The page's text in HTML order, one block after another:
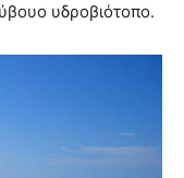
υδροβιότοπο.